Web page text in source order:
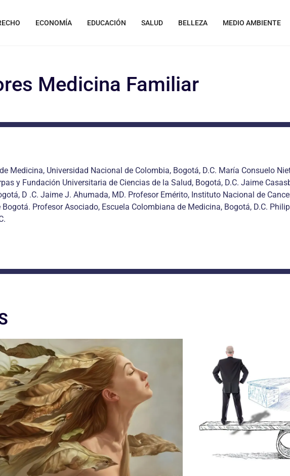
ECONOMÍA EDUCACIÓN SALUD BELLEZA MEDIO AMBIENTE
Medicina Familiar
Medicina, Universidad Nacional de Colombia, Bogotá, D.C. María Consuelo
y Fundación Universitaria de Ciencias de la Salud, Bogotá, D.C. Jaime
D .C. Jaime J. Ahumada, MD. Profesor Emérito, Instituto Nacional de
Profesor Asociado, Escuela Colombiana de Medicina, Bogotá, D.C.